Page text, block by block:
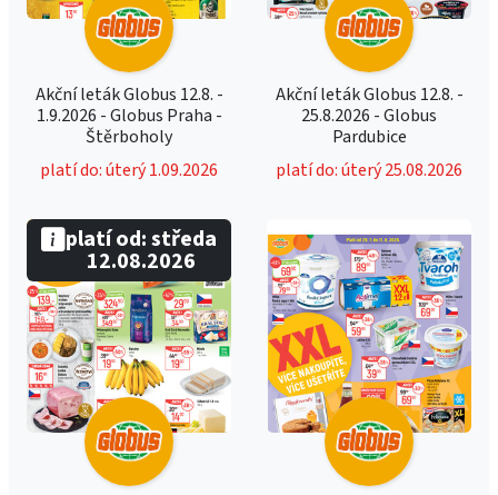
Akční leták Globus 12.8. -
1.9.2026 - Globus Praha -
Štěrboholy
platí do: úterý 1.09.2026
Akční leták Globus 12.8. -
25.8.2026 - Globus
Pardubice
platí do: úterý 25.08.2026
platí od: středa
12.08.2026